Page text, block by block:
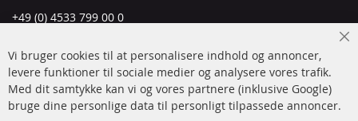
+49 (0) 4533 799 00 0
info@contra-automotive.de
www.contra-automotive.de
Facebook
Instagram
Vi bruger cookies til at personalisere indhold og annoncer,
levere funktioner til sociale medier og analysere vores trafik.
Med dit samtykke kan vi og vores partnere (inklusive Google)
bruge dine personlige data til personligt tilpassede annoncer.